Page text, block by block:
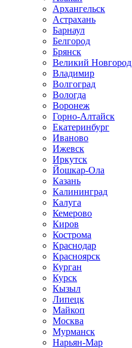
Архангельск
Астрахань
Барнаул
Белгород
Брянск
Великий Новгород
Владимир
Волгоград
Вологда
Воронеж
Горно-Алтайск
Екатеринбург
Иваново
Ижевск
Иркутск
Йошкар-Ола
Казань
Калининград
Калуга
Кемерово
Киров
Кострома
Краснодар
Красноярск
Курган
Курск
Кызыл
Липецк
Майкоп
Москва
Мурманск
Нарьян-Мар